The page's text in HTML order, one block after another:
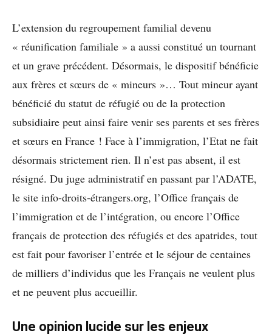
L’extension du regroupement familial devenu
« réunification familiale » a aussi constitué un tournant
et un grave précédent. Désormais, le dispositif bénéficie
aux frères et sœurs de « mineurs »… Tout mineur ayant
bénéficié du statut de réfugié ou de la protection
subsidiaire peut ainsi faire venir ses parents et ses frères
et sœurs en France ! Face à l’immigration, l’Etat ne fait
désormais strictement rien. Il n’est pas absent, il est
résigné. Du juge administratif en passant par l’ADATE,
le site info-droits-étrangers.org, l’Office français de
l’immigration et de l’intégration, ou encore l’Office
français de protection des réfugiés et des apatrides, tout
est fait pour favoriser l’entrée et le séjour de centaines
de milliers d’individus que les Français ne veulent plus
et ne peuvent plus accueillir.
Une opinion lucide sur les enjeux